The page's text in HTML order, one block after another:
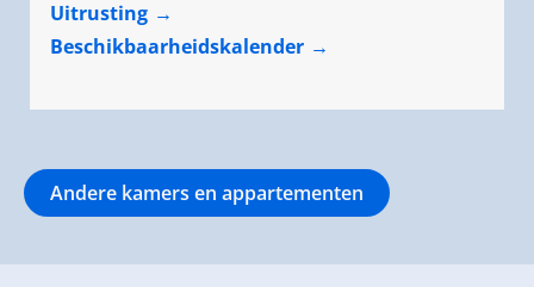
Uitrusting
Beschikbaarheidskalender
Andere kamers en appartementen